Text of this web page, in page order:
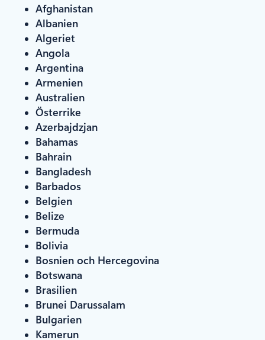
Afghanistan
Albanien
Algeriet
Angola
Argentina
Armenien
Australien
Österrike
Azerbajdzjan
Bahamas
Bahrain
Bangladesh
Barbados
Belgien
Belize
Bermuda
Bolivia
Bosnien och Hercegovina
Botswana
Brasilien
Brunei Darussalam
Bulgarien
Kamerun